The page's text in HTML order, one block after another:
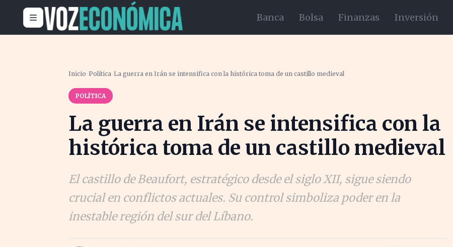
Banca Bolsa Finanzas Inversión
Inicio ›Política›La guerra en Irán se intensifica con la histórica toma de un castillo medieval
POLÍTICA
La guerra en Irán se intensifica con la
histórica toma de un castillo medieval
El castillo de Beaufort, estratégico desde el siglo XII, sigue siendo
crucial en conflictos actuales. Su control simboliza poder en la
inestable región del sur del Líbano.